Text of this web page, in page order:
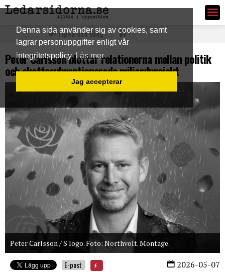
Denna sida använder sig av cookies, samt
lagrar personuppgifter enligt vår
integritetspolicy Läs mer
Jag accepterar
Ledarsidorna.se
Tipsa oss idag
Peter Carlsson blottar relationerna mellan politik
och skattesubventionerade miljardprojekt
Peter Carlsson / S logo. Foto: Northvolt. Montage.
2026-05-07
E-post